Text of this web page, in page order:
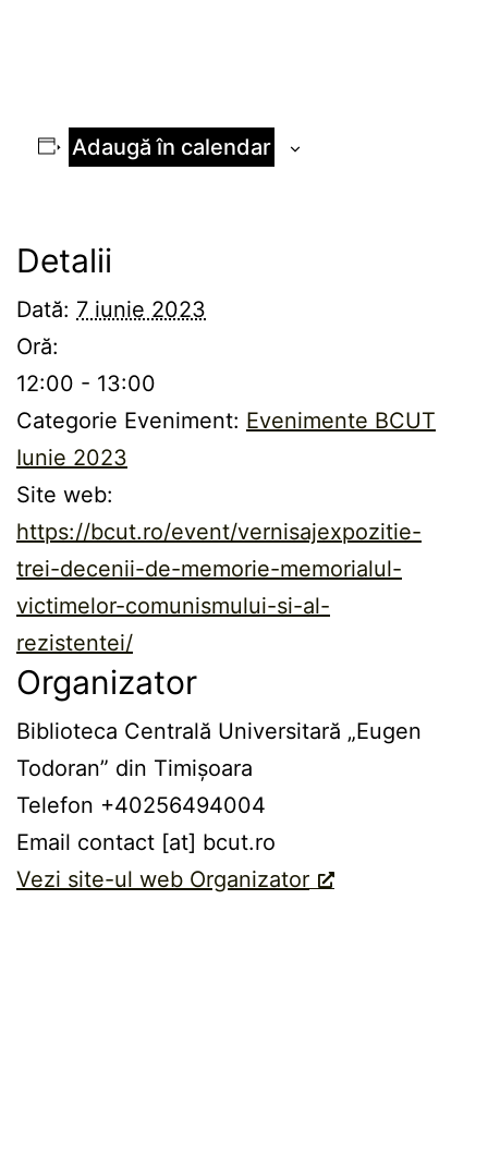
Adaugă în calendar
Detalii
Dată: 7 iunie 2023
Oră:
12:00 - 13:00
Categorie Eveniment: Evenimente BCUT
Iunie 2023
Site web:
https://bcut.ro/event/vernisajexpozitie-
trei-decenii-de-memorie-memorialul-
victimelor-comunismului-si-al-
rezistentei/
Organizator
Biblioteca Centrală Universitară „Eugen
Todoran” din Timișoara
Telefon +40256494004
Email contact [at] bcut.ro
Vezi site-ul web Organizator